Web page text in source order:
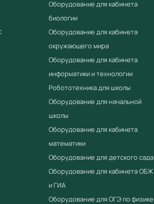
Оборудование для кабинета
биологии
Оборудование для кабинета
окружающего мира
Оборудование для кабинета
информатики и технологии
Робототехника для школы
Оборудование для начальной
школы
Оборудование для кабинета
математики
Оборудование для детского сада
Оборудование для кабинета ОБЖ
и ГИА
Оборудование для ОГЭ по физике